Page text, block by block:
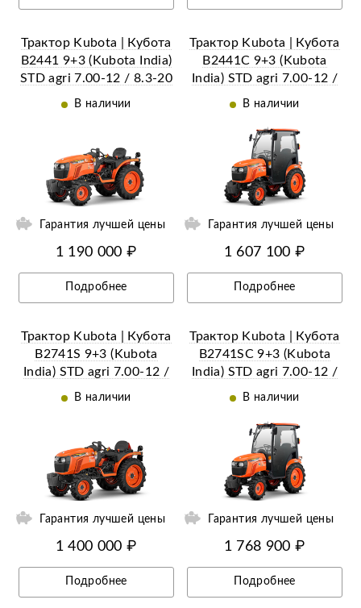
Трактор Kubota | Кубота
B2441 9+3 (Kubota India)
STD agri 7.00-12 / 8.3-20
(с ПСМ)
В наличии
Гарантия лучшей цены
1 190 000 ₽
Подробнее
Трактор Kubota | Кубота
B2441С 9+3 (Kubota
India) STD agri 7.00-12 /
8.3-20 (с ПСМ)
В наличии
Ещё 26 фотографий
Гарантия лучшей цены
1 607 100 ₽
Подробнее
Трактор Kubota | Кубота
B2741S 9+3 (Kubota
India) STD agri 7.00-12 /
8.3-20 (с ПСМ)
В наличии
Гарантия лучшей цены
1 400 000 ₽
Подробнее
Трактор Kubota | Кубота
B2741SС 9+3 (Kubota
India) STD agri 7.00-12 /
8.3-20 (с ПСМ)
В наличии
Ещё 18 фотографий
Гарантия лучшей цены
1 768 900 ₽
Подробнее